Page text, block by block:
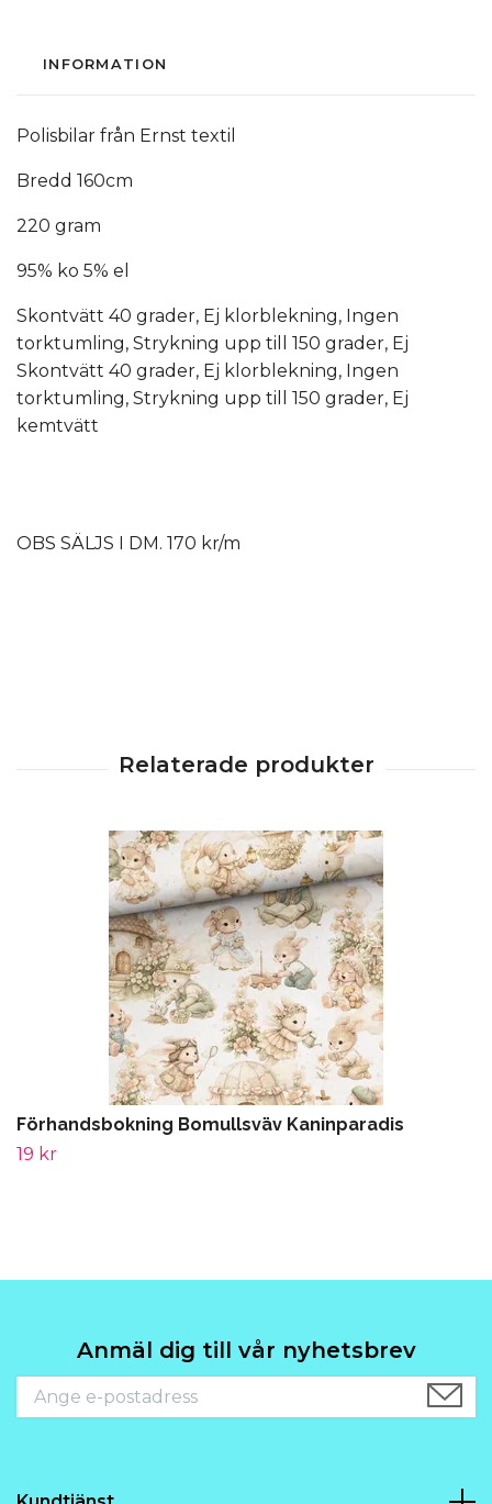
INFORMATION
Polisbilar från Ernst textil
Bredd 160cm
220 gram
95% ko 5% el
Skontvätt 40 grader, Ej klorblekning, Ingen
torktumling, Strykning upp till 150 grader, Ej
Skontvätt 40 grader, Ej klorblekning, Ingen
torktumling, Strykning upp till 150 grader, Ej
kemtvätt
OBS SÄLJS I DM. 170 kr/m
Förhandsbokning Bomullsväv Kaninparadis
19 kr
Anmäl dig till vår nyhetsbrev